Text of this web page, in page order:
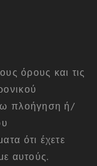
όρους και τις
πλοήγηση ή/
ότι έχετε
αυτούς.